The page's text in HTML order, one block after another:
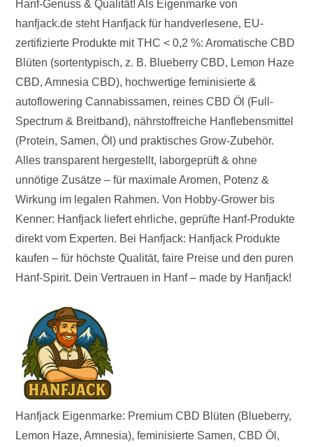
Hanf-Genuss & Qualität! Als Eigenmarke von
hanfjack.de steht Hanfjack für handverlesene, EU-
zertifizierte Produkte mit THC < 0,2 %: Aromatische CBD
Blüten (sortentypisch, z. B. Blueberry CBD, Lemon Haze
CBD, Amnesia CBD), hochwertige feminisierte &
autoflowering Cannabissamen, reines CBD Öl (Full-
Spectrum & Breitband), nährstoffreiche Hanflebensmittel
(Protein, Samen, Öl) und praktisches Grow-Zubehör.
Alles transparent hergestellt, laborgeprüft & ohne
unnötige Zusätze – für maximale Aromen, Potenz &
Wirkung im legalen Rahmen. Von Hobby-Grower bis
Kenner: Hanfjack liefert ehrliche, geprüfte Hanf-Produkte
direkt vom Experten. Bei Hanfjack: Hanfjack Produkte
kaufen – für höchste Qualität, faire Preise und den puren
Hanf-Spirit. Dein Vertrauen in Hanf – made by Hanfjack!
Hanfjack Eigenmarke: Premium CBD Blüten (Blueberry,
Lemon Haze, Amnesia), feminisierte Samen, CBD Öl,